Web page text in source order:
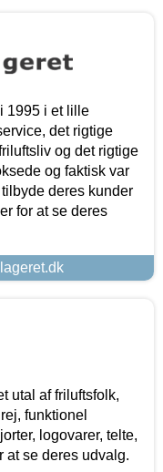
1995 i et lille
det rigtige
og det rigtige
og faktisk var
deres kunder
for at se deres
utal af friluftsfolk,
funktionel
logovarer, telte,
at se deres udvalg.